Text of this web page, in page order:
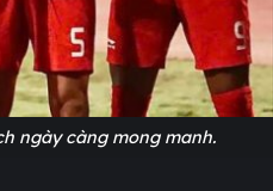
ngày càng mong manh.